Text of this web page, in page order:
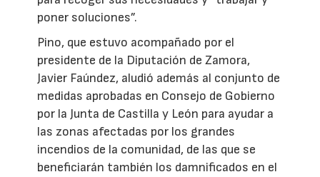
poner soluciones”.
Pino, que estuvo acompañado por el
presidente de la Diputación de Zamora,
Javier Faúndez, aludió además al conjunto de
medidas aprobadas en Consejo de Gobierno
por la Junta de Castilla y León para ayudar a
las zonas afectadas por los grandes
incendios de la comunidad, de las que se
beneficiarán también los damnificados en el